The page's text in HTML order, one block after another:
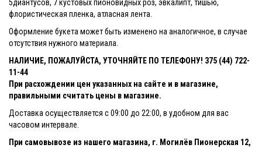
5диантусов, 7 кустовых пионовидных роз, эвкалипт, тишью,
флористическая пленка, атласная лента.
Оформление букета может быть изменено на аналогичное, в случае
отсутствия нужного материала.
НАЛИЧИЕ, ПОЖАЛУЙСТА, УТОЧНЯЙТЕ ПО ТЕЛЕФОНУ! 375 (44) 722-
11-44
При расхождении цен указанных на сайте и в магазине,
правильными считать цены в магазине.
Доставка осуществляется с 09:00 до 22:00, в удобном для вас
часовом интервале.
При самовывозе из нашего магазина, г. Могилёв Пионерская 12,